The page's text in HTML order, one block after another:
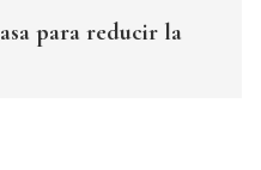
para reducir la